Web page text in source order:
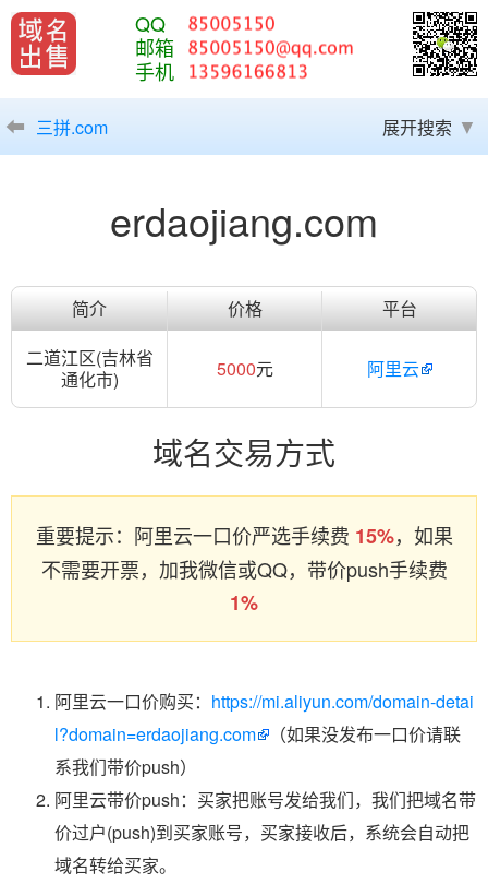
QQ
邮箱
手机
三拼.com 展开搜索
erdaojiang.com
简介 价格
平台
二道江区(吉林省
通化市)
5000元 阿里云
域名交易方式
重要提示：阿里云一口价严选手续费 15%，如果
不需要开票，加我微信或QQ，带价push手续费
1%
阿里云一口价购买： https://mi.aliyun.com/domain-detai
l?domain=erdaojiang.com
（如果没发布一口价请联
系我们带价push）
阿里云带价push：买家把账号发给我们，我们把域名带
价过户(push)到买家账号，买家接收后，系统会自动把
域名转给买家。